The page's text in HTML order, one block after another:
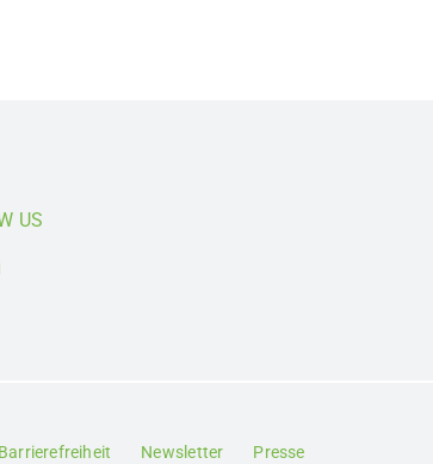
US
Barrierefreiheit Newsletter Presse